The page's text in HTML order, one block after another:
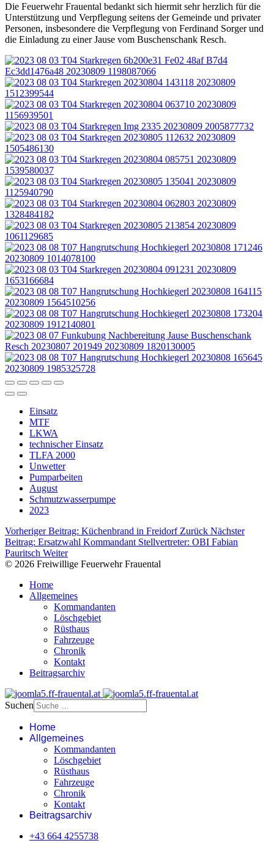
Die Feuerwehr Frauental bedankt sich hiermit sehr herzlich für die
Unterstützung und Verpflegung seitens der Gemeinde und privater
Personen, insbesondere die Verpflegung von Ferdinand Sorger und
die Einladung zu einer Jause vom Buschenschank Resch.
Einsatz
MTF
LKWA
technischer Einsatz
TLFA 2000
Unwetter
Pumparbeiten
August
Schmutzwasserpumpe
2023
Vorheriger Beitrag: Küchenbrand in Freidorf Zurück Nächster
Beitrag: Ersatzwahl Kommandant Stellvertreter: OBI Fabian
Pauritsch Weiter
© 2026 Freiwillige Feuerwehr Frauental
Home
Allgemeines
Kommandanten
Löschgebiet
Rüsthaus
Fahrzeuge
Chronik
Kontakt
Beitragsarchiv
Suchen
Home
Allgemeines
Kommandanten
Löschgebiet
Rüsthaus
Fahrzeuge
Chronik
Kontakt
Beitragsarchiv
+43 664 4255738‬